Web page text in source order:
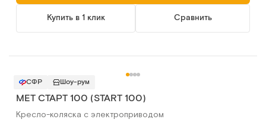
Купить в 1 клик Сравнить
СФР Шоу-рум
MET СТАРТ 100 (START 100)
Кресло-коляска с электроприводом